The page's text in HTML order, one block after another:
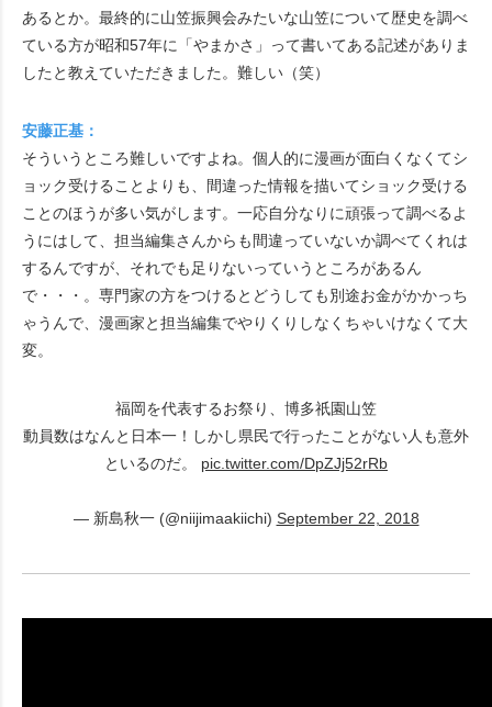
あるとか。最終的に山笠振興会みたいな山笠について歴史を調べ
ている方が昭和57年に「やまかさ」って書いてある記述がありま
したと教えていただきました。難しい（笑）
安藤正基：
そういうところ難しいですよね。個人的に漫画が面白くなくてシ
ョック受けることよりも、間違った情報を描いてショック受ける
ことのほうが多い気がします。一応自分なりに頑張って調べるよ
うにはして、担当編集さんからも間違っていないか調べてくれは
するんですが、それでも足りないっていうところがあるん
で・・・。専門家の方をつけるとどうしても別途お金がかかっち
ゃうんで、漫画家と担当編集でやりくりしなくちゃいけなくて大
変。
福岡を代表するお祭り、博多祇園山笠
動員数はなんと日本一！しかし県民で行ったことがない人も意外
といるのだ。 pic.twitter.com/DpZJj52rRb
— 新島秋一 (@niijimaakiichi) September 22, 2018